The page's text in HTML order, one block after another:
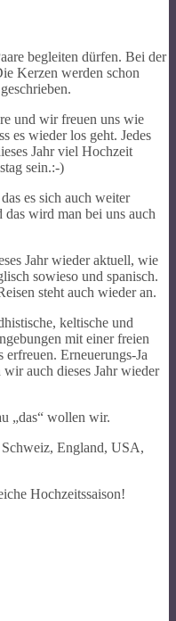
begleiten dürfen. Bei der
Kerzen werden schon
und wir freuen uns wie
es wieder los geht. Jedes
Jahr viel Hochzeit
sein.:-)
es sich auch weiter
wird man bei uns auch
Jahr wieder aktuell, wie
sowieso und spanisch.
steht auch wieder an.
keltische und
mit einer freien
Erneuerungs-Ja
auch dieses Jahr wieder
„das“ wollen wir.
Schweiz, England, USA,
Hochzeitssaison!